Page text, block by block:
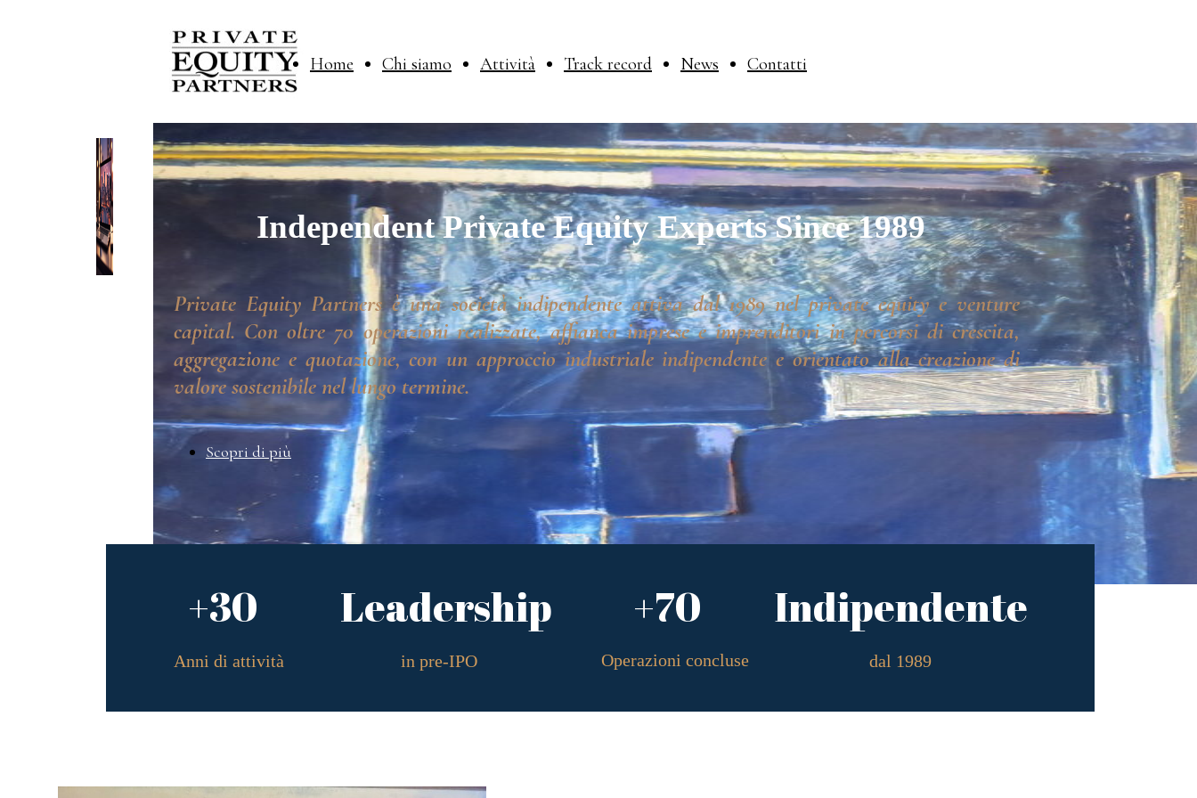
Home Chi siamo Attività Track record News Contatti
Independent Private Equity Experts Since 1989
Private Equity Partners è una società indipendente attiva dal 1989 nel private equity e venture
capital. Con oltre 70 operazioni realizzate, affianca imprese e imprenditori in percorsi di crescita,
aggregazione e quotazione, con un approccio industriale indipendente e orientato alla creazione di
valore sostenibile nel lungo termine.
Scopri di più
Indipendente
+70
Leadership
+30
Operazioni concluse dal 1989
in pre-IPO
Anni di attività